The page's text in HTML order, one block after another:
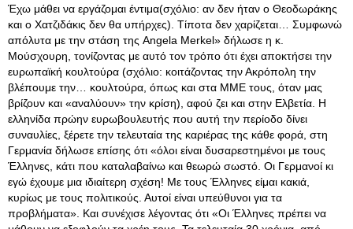
Έχω μάθει να εργάζομαι έντιμα(σχόλιο: αν δεν ήταν ο Θεοδωράκης
και ο Χατζιδάκις δεν θα υπήρχες). Τίποτα δεν χαρίζεται… Συμφωνώ
απόλυτα με την στάση της Angela Merkel» δήλωσε η κ.
Μούσχουρη, τονίζοντας με αυτό τον τρόπο ότι έχει αποκτήσει την
ευρωπαϊκή κουλτούρα (σχόλιο: κοιτάζοντας την Ακρόπολη την
βλέπουμε την… κουλτούρα, όπως και στα ΜΜΕ τους, όταν μας
βρίζουν και «αναλύουν» την κρίση), αφού ζει και στην Ελβετία. Η
ελληνίδα πρώην ευρωβουλευτής που αυτή την περίοδο δίνει
συναυλίες, ξέρετε την τελευταία της καριέρας της κάθε φορά, στη
Γερμανία δήλωσε επίσης ότι «όλοι είναι δυσαρεστημένοι με τους
Έλληνες, κάτι που καταλαβαίνω και θεωρώ σωστό. Οι Γερμανοί κι
εγώ έχουμε μια ιδιαίτερη σχέση! Με τους Έλληνες είμαι κακιά,
κυρίως με τους πολιτικούς. Αυτοί είναι υπεύθυνοι για τα
προβλήματα». Και συνέχισε λέγοντας ότι «Οι Έλληνες πρέπει να